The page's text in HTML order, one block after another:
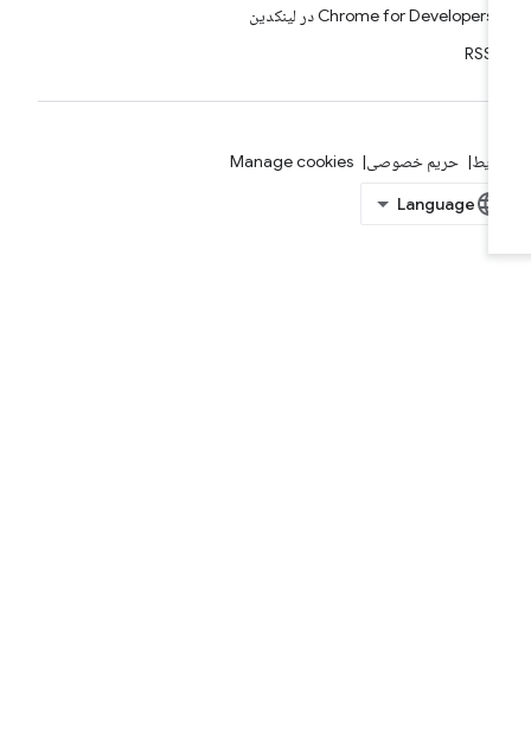
Chrome for Developers در لینکدین
حریم خصوصی Manage cookies